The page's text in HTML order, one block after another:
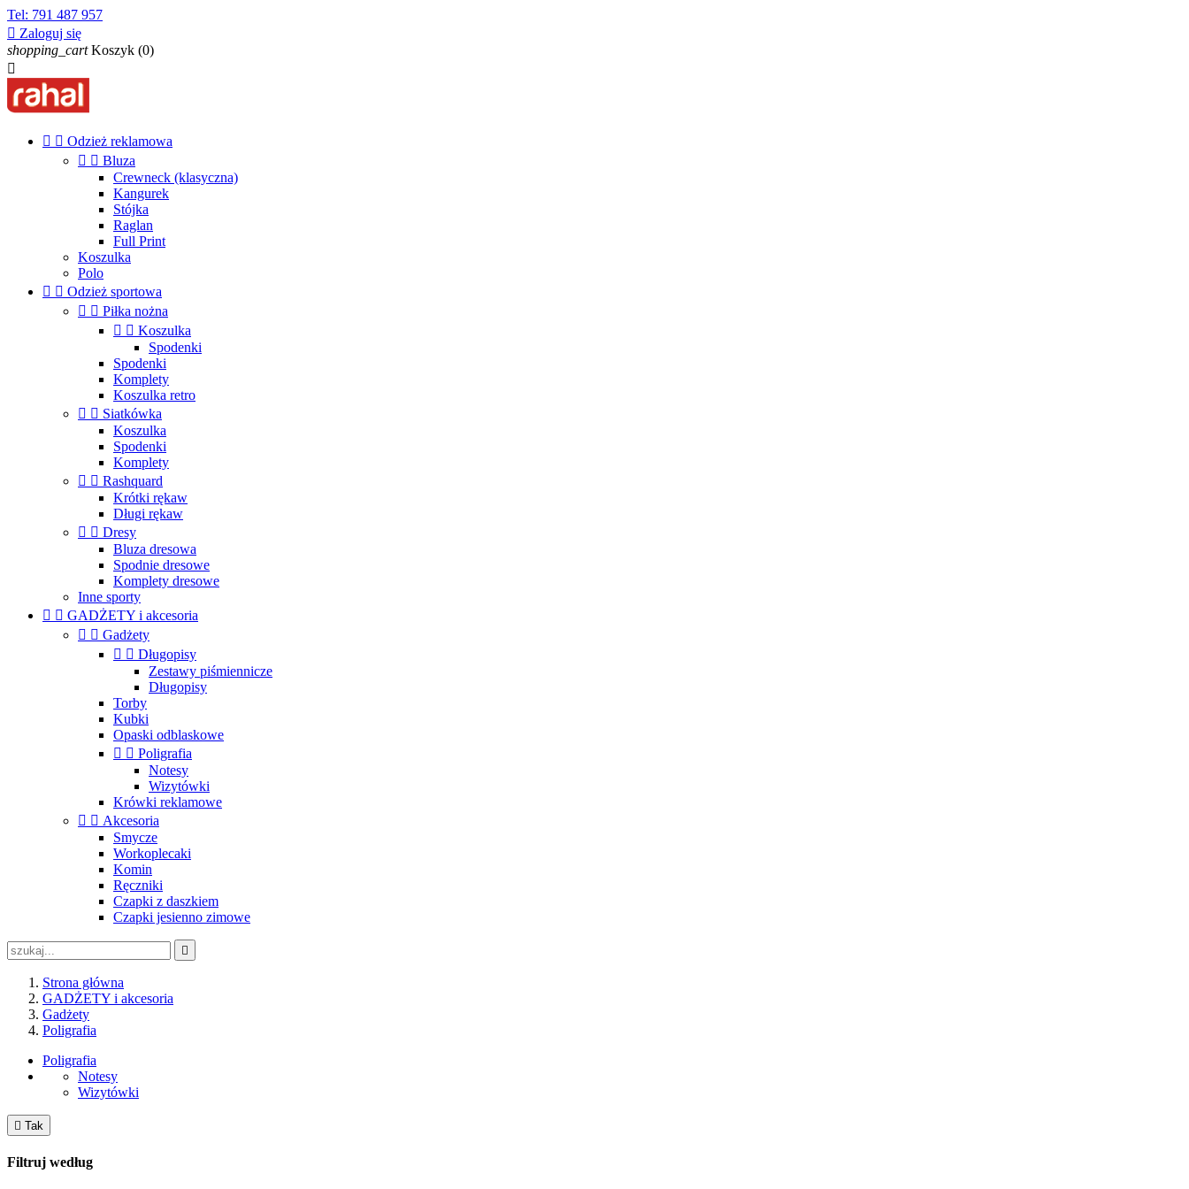
Tel: 791 487 957
 Zaloguj się
shopping_cart Koszyk (0)

  Odzież reklamowa
  Bluza
Crewneck (klasyczna)
Kangurek
Stójka
Raglan
Full Print
Koszulka
Polo
  Odzież sportowa
  Piłka nożna
  Koszulka
Spodenki
Spodenki
Komplety
Koszulka retro
  Siatkówka
Koszulka
Spodenki
Komplety
  Rashquard
Krótki rękaw
Długi rękaw
  Dresy
Bluza dresowa
Spodnie dresowe
Komplety dresowe
Inne sporty
  GADŻETY i akcesoria
  Gadżety
  Długopisy
Zestawy piśmiennicze
Długopisy
Torby
Kubki
Opaski odblaskowe
  Poligrafia
Notesy
Wizytówki
Krówki reklamowe
  Akcesoria
Smycze
Workoplecaki
Komin
Ręczniki
Czapki z daszkiem
Czapki jesienno zimowe

Strona główna
GADŻETY i akcesoria
Gadżety
Poligrafia
Poligrafia
Notesy
Wizytówki
 Tak
Filtruj według